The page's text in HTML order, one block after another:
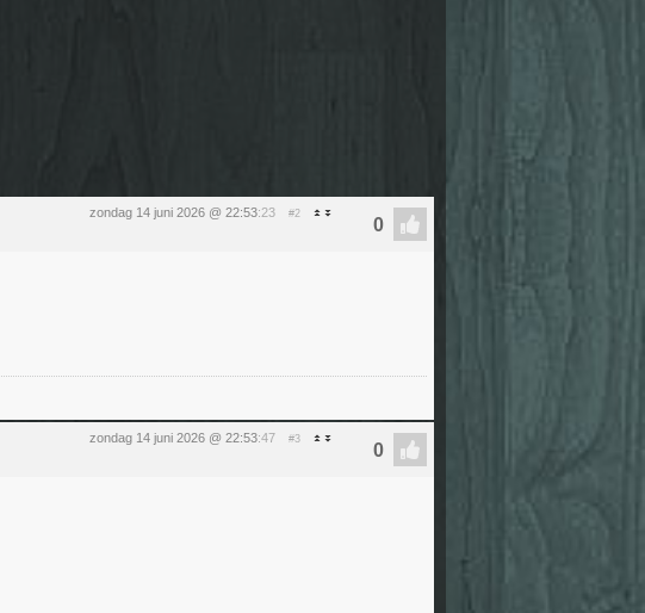
zondag 14 juni 2026 @ 22:53:23 #2
zondag 14 juni 2026 @ 22:53:47 #3